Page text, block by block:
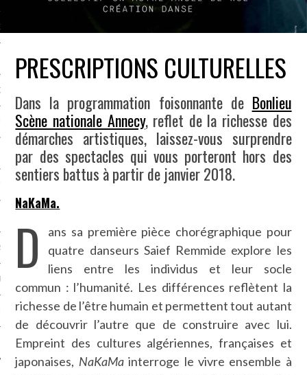
EN VOD
PRESCRIPTIONS CULTURELLES
Dans la programmation foisonnante de Bonlieu
Scène nationale Annecy, reflet de la richesse des
démarches artistiques, laissez-vous surprendre
par des spectacles qui vous porteront hors des
sentiers battus à partir de janvier 2018.
NaKaMa.
D
ans sa première pièce chorégraphique pour
quatre danseurs Saief Remmide explore les
liens entre les individus et leur socle
commun : l’humanité. Les différences reflètent la
richesse de l’être humain et permettent tout autant
de découvrir l’autre que de construire avec lui.
Empreint des cultures algériennes, françaises et
japonaises, NaKaMainterroge le vivre ensemble à